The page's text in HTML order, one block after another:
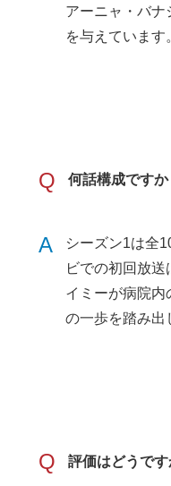
アーニャ・バナ
を与えています
Q 何話構成ですか
A
シーズン1は全
ビでの初回放
イミーが病院内
の一歩を踏み出
Q 評価はどうです